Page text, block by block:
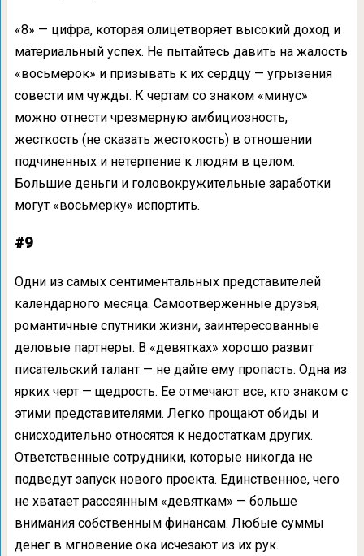
«8» — цифра, которая олицетворяет высокий доход и
материальный успех. Не пытайтесь давить на жалость
«восьмерок» и призывать к их сердцу — угрызения
совести им чужды. К чертам со знаком «минус»
можно отнести чрезмерную амбициозность,
жесткость (не сказать жестокость) в отношении
подчиненных и нетерпение к людям в целом.
Большие деньги и головокружительные заработки
могут «восьмерку» испортить.
#9
Одни из самых сентиментальных представителей
календарного месяца. Самоотверженные друзья,
романтичные спутники жизни, заинтересованные
деловые партнеры. В «девятках» хорошо развит
писательский талант — не дайте ему пропасть. Одна из
ярких черт — щедрость. Ее отмечают все, кто знаком с
этими представителями. Легко прощают обиды и
снисходительно относятся к недостаткам других.
Ответственные сотрудники, которые никогда не
подведут запуск нового проекта. Единственное, чего
не хватает рассеянным «девяткам» — больше
внимания собственным финансам. Любые суммы
денег в мгновение ока исчезают из их рук.